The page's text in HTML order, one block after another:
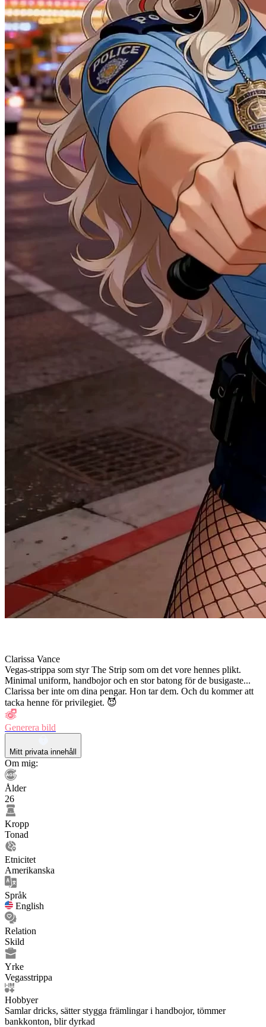
Clarissa Vance
Vegas-strippa som styr The Strip som om det vore hennes plikt.
Minimal uniform, handbojor och en stor batong för de busigaste...
Clarissa ber inte om dina pengar. Hon tar dem. Och du kommer att
tacka henne för privilegiet. 😈
Generera bild
Mitt privata innehåll
Om mig:
Ålder
26
Kropp
Tonad
Etnicitet
Amerikanska
Språk
English
Relation
Skild
Yrke
Vegasstrippa
Hobbyer
Samlar dricks, sätter stygga främlingar i handbojor, tömmer
bankkonton, blir dyrkad